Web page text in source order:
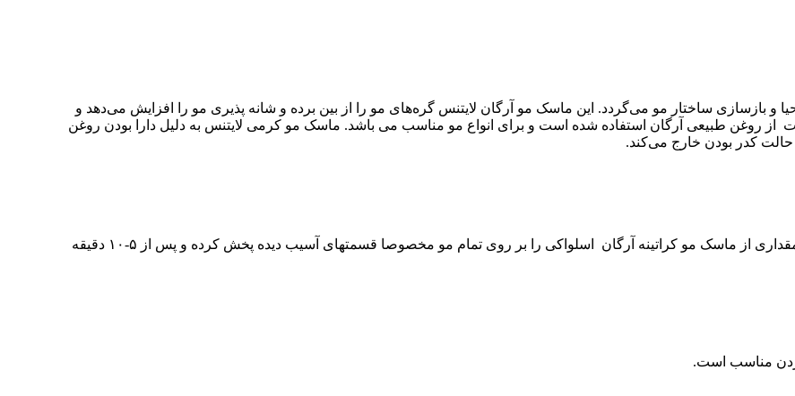
و بازسازی ساختار مو می‌گردد. این ماسک مو آرگان لایتنس گره‌های مو را از بین برده و شانه پذیری مو را افزایش می‌دهد و
از روغن طبیعی آرگان استفاده شده است و برای انواع مو مناسب می باشد. ماسک مو کرمی لایتنس به دلیل دارا بودن روغن
کدر بودن خارج می‌کند.
های خود مو را آبکشی نموده و مقداری از ماسک مو کراتینه آرگان اسلواکی را بر روی تمام مو مخصوصا قسمتهای آسیب دیده پخش کرده و پس از ۵-۱۰ دقیقه
کردن مناسب است.